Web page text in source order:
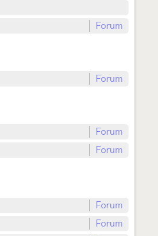
Forum
Forum
Forum
Forum
Forum
Forum